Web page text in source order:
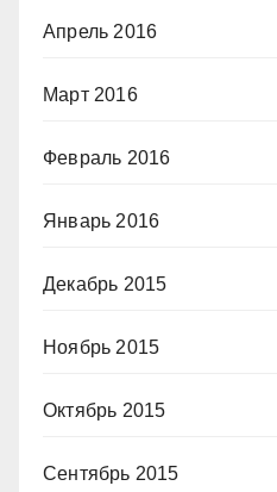
Апрель 2016
Март 2016
Февраль 2016
Январь 2016
Декабрь 2015
Ноябрь 2015
Октябрь 2015
Сентябрь 2015